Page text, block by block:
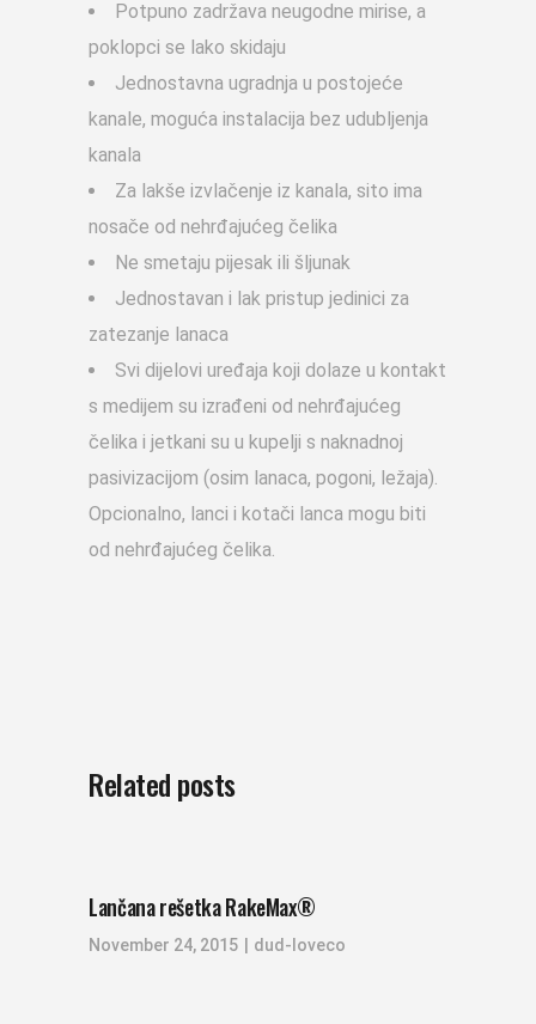
Potpuno zadržava neugodne mirise, a
poklopci se lako skidaju
Jednostavna ugradnja u postojeće
kanale, moguća instalacija bez udubljenja
kanala
Za lakše izvlačenje iz kanala, sito ima
nosače od nehrđajućeg čelika
Ne smetaju pijesak ili šljunak
Jednostavan i lak pristup jedinici za
zatezanje lanaca
Svi dijelovi uređaja koji dolaze u kontakt
s medijem su izrađeni od nehrđajućeg
čelika i jetkani su u kupelji s naknadnoj
pasivizacijom (osim lanaca, pogoni, ležaja).
Opcionalno, lanci i kotači lanca mogu biti
od nehrđajućeg čelika.
Related posts
Lančana rešetka RakeMax®
November 24, 2015 dud-loveco